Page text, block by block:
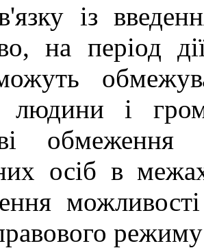
із
на період
людини і
обмеження
осіб в